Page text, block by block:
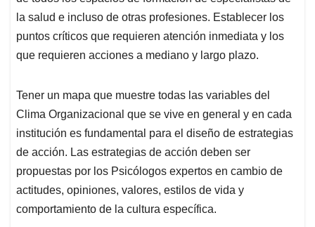
la salud e incluso de otras profesiones. Establecer los
puntos críticos que requieren atención inmediata y los
que requieren acciones a mediano y largo plazo.
Tener un mapa que muestre todas las variables del
Clima Organizacional que se vive en general y en cada
institución es fundamental para el diseño de estrategias
de acción. Las estrategias de acción deben ser
propuestas por los Psicólogos expertos en cambio de
actitudes, opiniones, valores, estilos de vida y
comportamiento de la cultura específica.